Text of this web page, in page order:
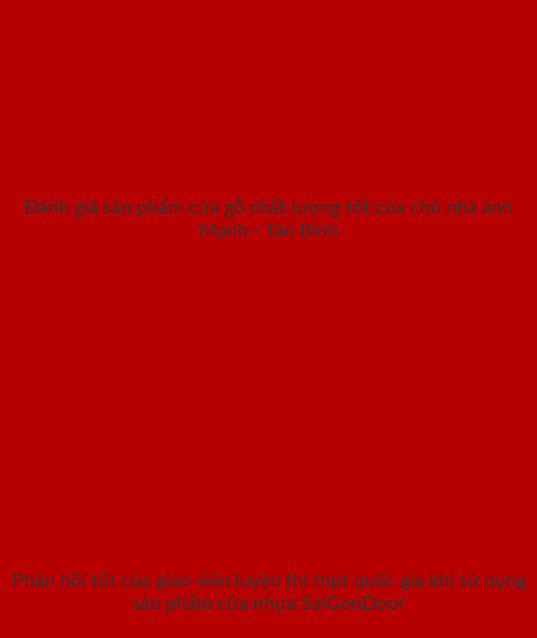
Đánh giá sản phẩm cửa gỗ chất lượng tốt của chủ nhà anh
Mạnh - Tân Bình
Phản hồi tốt của giáo viên luyện thi thpt quốc gia khi sử dụng
sản phẩm cửa nhựa SaiGonDoor